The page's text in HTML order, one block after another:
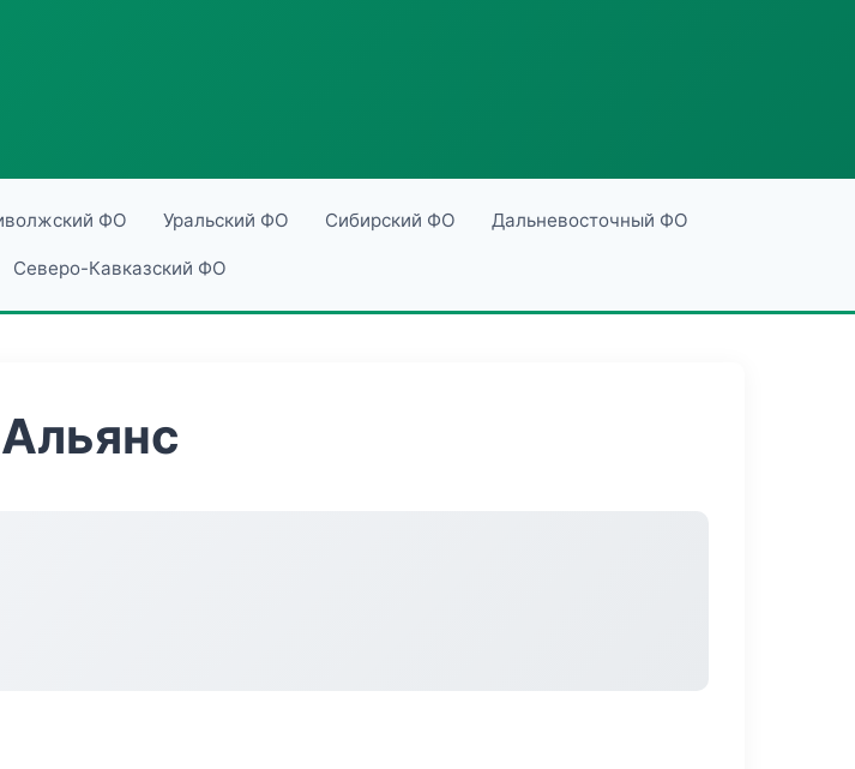
ФО Уральский ФО Сибирский ФО Дальневосточный ФО
Северо-Кавказский ФО